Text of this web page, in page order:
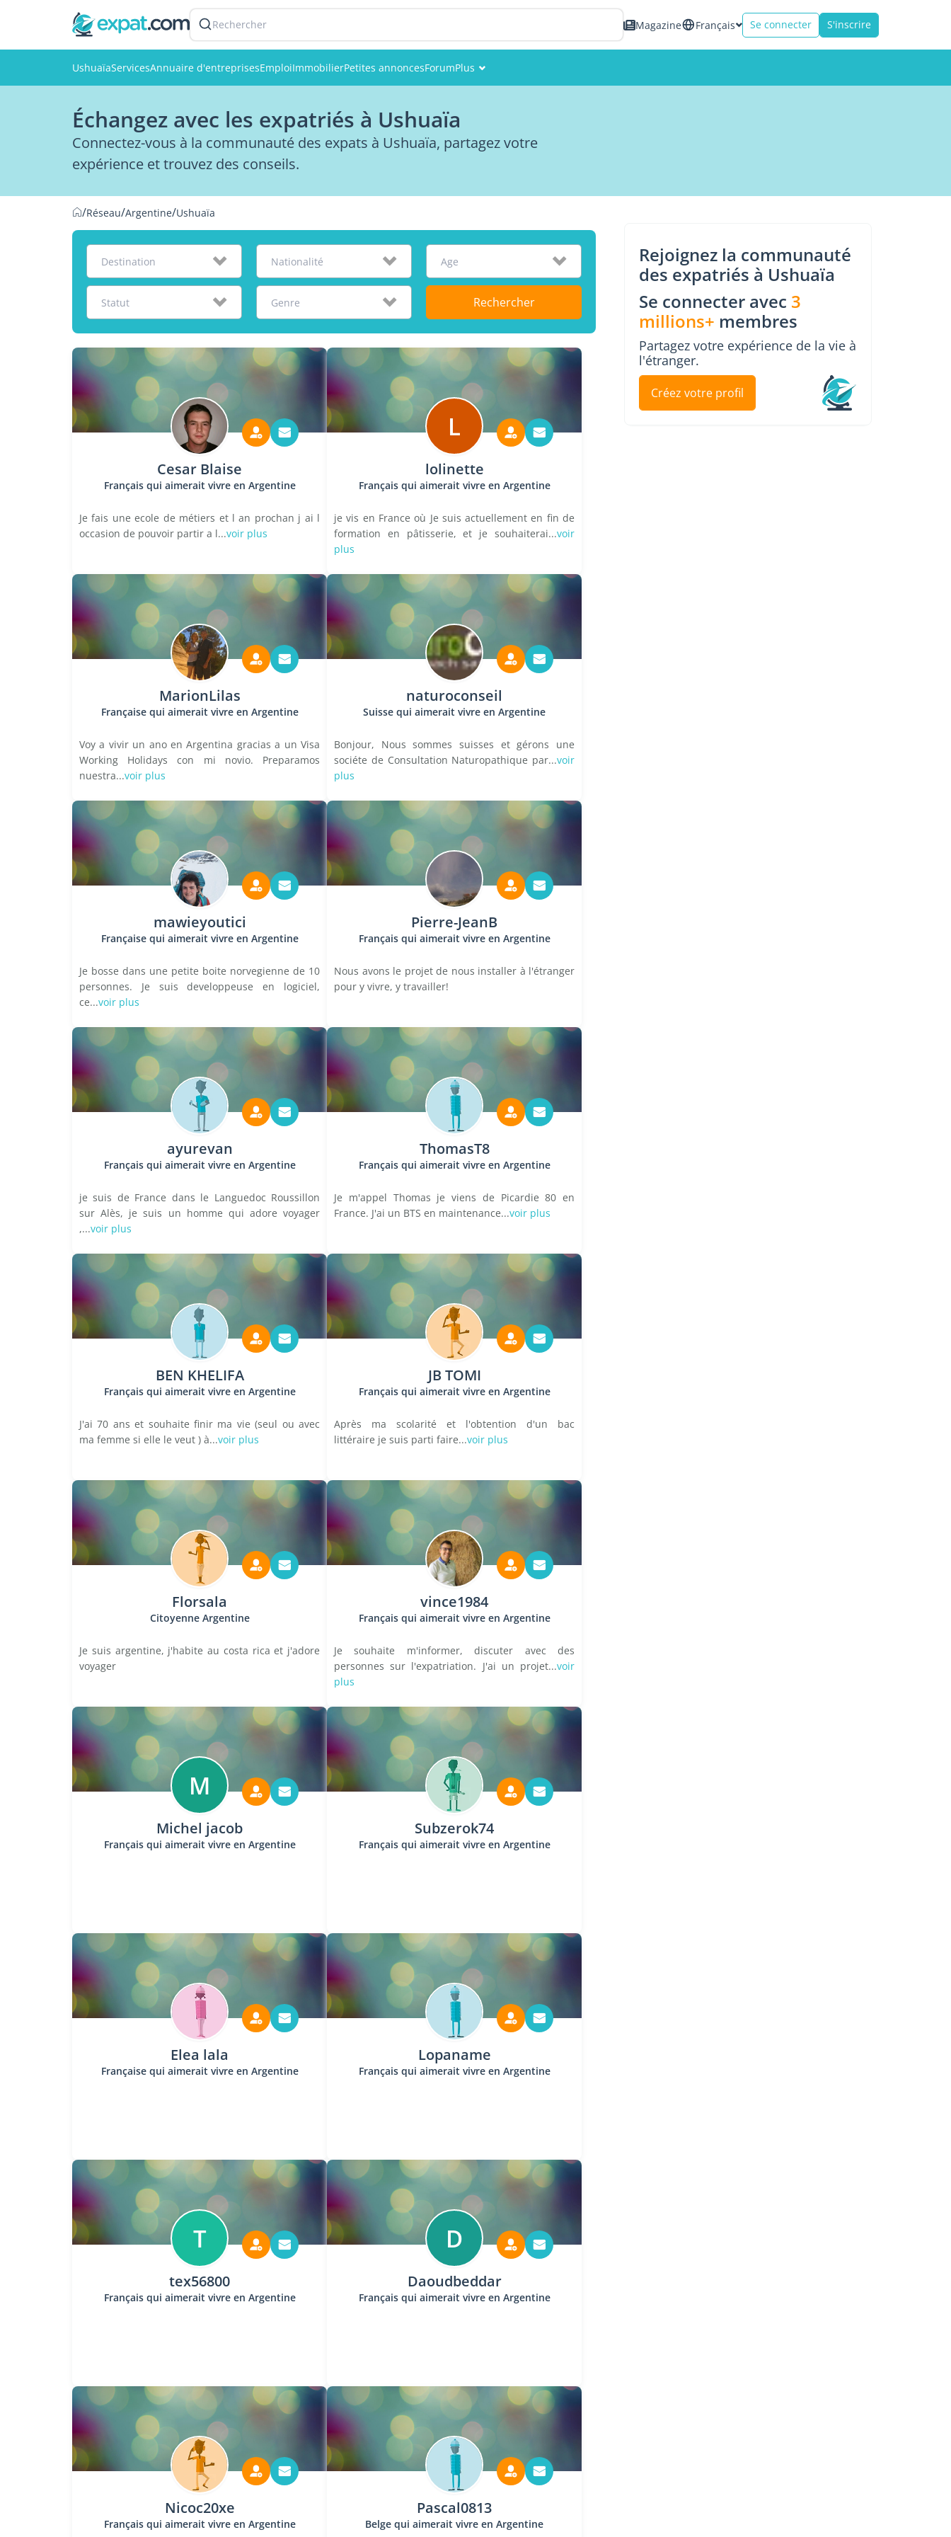
Rechercher Magazine Français Se connecter S'inscrire
UshuaïaServicesAnnuaire d'entreprisesEmploiImmobilierPetites annoncesForumPlus
Échangez avec les expatriés à Ushuaïa
Connectez-vous à la communauté des expats à Ushuaïa, partagez votre
expérience et trouvez des conseils.
/Réseau/Argentine/Ushuaïa
Destination Nationalité Age
Statut Genre Rechercher
Cesar Blaise
Français qui aimerait vivre en Argentine
Je fais une ecole de métiers et l an prochan j ai l
occasion de pouvoir partir a l...voir plus
L
lolinette
Français qui aimerait vivre en Argentine
je vis en France où Je suis actuellement en fin de
formation en pâtisserie, et je souhaiterai...voir
plus
MarionLilas
Française qui aimerait vivre en Argentine
Voy a vivir un ano en Argentina gracias a un Visa
Working Holidays con mi novio. Preparamos
nuestra...voir plus
naturoconseil
Suisse qui aimerait vivre en Argentine
Bonjour, Nous sommes suisses et gérons une
sociéte de Consultation Naturopathique par...voir
plus
mawieyoutici
Française qui aimerait vivre en Argentine
Je bosse dans une petite boite norvegienne de 10
personnes. Je suis developpeuse en logiciel,
ce...voir plus
Pierre-JeanB
Français qui aimerait vivre en Argentine
Nous avons le projet de nous installer à l'étranger
pour y vivre, y travailler!
ayurevan
Français qui aimerait vivre en Argentine
je suis de France dans le Languedoc Roussillon
sur Alès, je suis un homme qui adore voyager
,...voir plus
ThomasT8
Français qui aimerait vivre en Argentine
Je m'appel Thomas je viens de Picardie 80 en
France. J'ai un BTS en maintenance...voir plus
BEN KHELIFA
Français qui aimerait vivre en Argentine
J'ai 70 ans et souhaite finir ma vie (seul ou avec
ma femme si elle le veut ) à...voir plus
JB TOMI
Français qui aimerait vivre en Argentine
Après ma scolarité et l'obtention d'un bac
littéraire je suis parti faire...voir plus
Florsala
Citoyenne Argentine
Je suis argentine, j'habite au costa rica et j'adore
voyager
vince1984
Français qui aimerait vivre en Argentine
Je souhaite m'informer, discuter avec des
personnes sur l'expatriation. J'ai un projet...voir
plus
M
Michel jacob
Français qui aimerait vivre en Argentine
Subzerok74
Français qui aimerait vivre en Argentine
Elea lala
Française qui aimerait vivre en Argentine
Lopaname
Français qui aimerait vivre en Argentine
T
tex56800
Français qui aimerait vivre en Argentine
D
Daoudbeddar
Français qui aimerait vivre en Argentine
Nicoc20xe
Français qui aimerait vivre en Argentine
Pascal0813
Belge qui aimerait vivre en Argentine
Rejoignez la communauté
des expatriés à Ushuaïa
Se connecter avec 3
millions+ membres
Partagez votre expérience de la vie à
l'étranger.
Créez votre profil